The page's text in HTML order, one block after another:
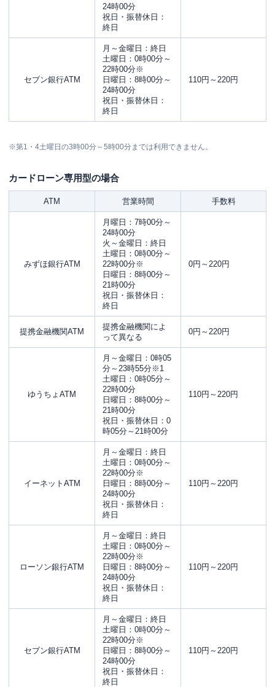
24時00分
祝日・振替休日：
終日
セブン銀行ATM
月～金曜日：終日
土曜日：0時00分～
22時00分※
日曜日：8時00分～
24時00分
祝日・振替休日：
終日
110円～220円
※第1・4土曜日の3時00分～5時00分までは利用できません。
カードローン専用型の場合
ATM 営業時間 手数料
みずほ銀行ATM
月曜日：7時00分～
24時00分
火～金曜日：終日
土曜日：0時00分～
22時00分※
日曜日：8時00分～
21時00分
祝日・振替休日：
終日
0円～220円
提携金融機関ATM
提携金融機関によ
って異なる
0円～220円
ゆうちょATM
月～金曜日：0時05
分～23時55分※1
土曜日：0時05分～
22時00分
日曜日：8時00分～
21時00分
祝日・振替休日：0
時05分～21時00分
110円～220円
イーネットATM
月～金曜日：終日
土曜日：0時00分～
22時00分※
日曜日：8時00分～
24時00分
祝日・振替休日：
終日
110円～220円
ローソン銀行ATM
月～金曜日：終日
土曜日：0時00分～
22時00分※
日曜日：8時00分～
24時00分
祝日・振替休日：
終日
110円～220円
セブン銀行ATM
月～金曜日：終日
土曜日：0時00分～
22時00分※
日曜日：8時00分～
24時00分
祝日・振替休日：
終日
110円～220円